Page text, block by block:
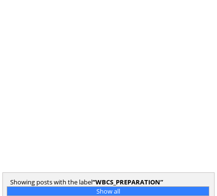
Showing posts with the label WBCS_PREPARATION
Show all